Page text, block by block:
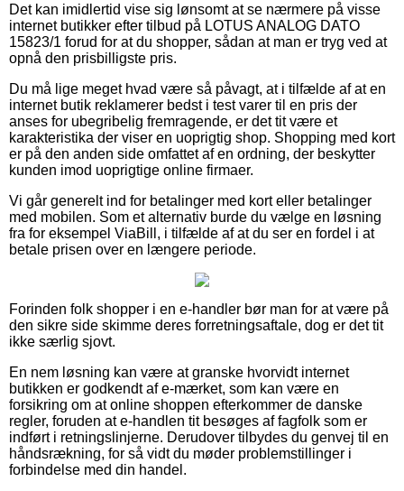
Det kan imidlertid vise sig lønsomt at se nærmere på visse
internet butikker efter tilbud på LOTUS ANALOG DATO
15823/1 forud for at du shopper, sådan at man er tryg ved at
opnå den prisbilligste pris.
Du må lige meget hvad være så påvagt, at i tilfælde af at en
internet butik reklamerer bedst i test varer til en pris der
anses for ubegribelig fremragende, er det tit være et
karakteristika der viser en uoprigtig shop. Shopping med kort
er på den anden side omfattet af en ordning, der beskytter
kunden imod uoprigtige online firmaer.
Vi går generelt ind for betalinger med kort eller betalinger
med mobilen. Som et alternativ burde du vælge en løsning
fra for eksempel ViaBill, i tilfælde af at du ser en fordel i at
betale prisen over en længere periode.
Forinden folk shopper i en e-handler bør man for at være på
den sikre side skimme deres forretningsaftale, dog er det tit
ikke særlig sjovt.
En nem løsning kan være at granske hvorvidt internet
butikken er godkendt af e-mærket, som kan være en
forsikring om at online shoppen efterkommer de danske
regler, foruden at e-handlen tit besøges af fagfolk som er
indført i retningslinjerne. Derudover tilbydes du genvej til en
håndsrækning, for så vidt du møder problemstillinger i
forbindelse med din handel.